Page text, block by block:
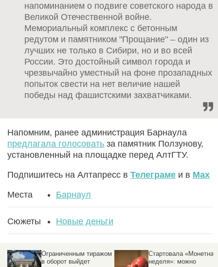
напоминанием о подвиге советского народа в
Великой Отечественной войне.
Мемориальный комплекс с бетонным
редутом и памятником "Прощание" – один из
лучших не только в Сибири, но и во всей
России. Это достойный символ города и
чрезвычайно уместный на фоне прозападных
попыток свести на нет величие нашей
победы над фашистскими захватчиками.
Напомним, ранее администрация Барнаула
предлагала голосовать за памятник Ползунову,
установленный на площадке перед АлтГТУ.
Подпишитесь на Алтапресс в Телеграме и в Max
Места Барнаул
Сюжеты Новые деньги
Ограниченным тиражом
в оборот выйдет
Стартовала «Монетная
неделя»: можно